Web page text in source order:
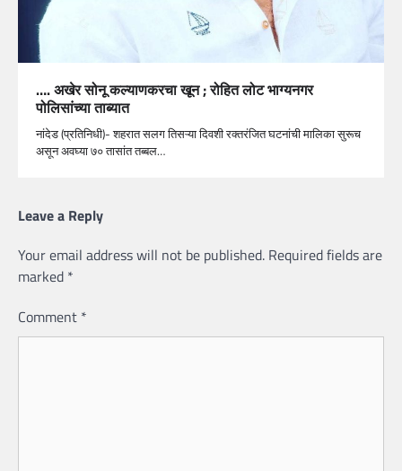
…. अखेर सोनू कल्याणकरचा खून ; रोहित लोट भाग्यनगर
पोलिसांच्या ताब्यात
नांदेड (प्रतिनिधी)- शहरात सलग तिसऱ्या दिवशी रक्तरंजित घटनांची मालिका सुरूच
असून अवघ्या ७० तासांत तब्बल…
Leave a Reply
Your email address will not be published. Required fields are
marked *
Comment *